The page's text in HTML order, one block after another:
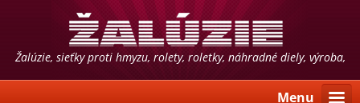
Žalúzie, sieťky proti hmyzu, rolety, roletky, náhradné diely, výroba,
Menu